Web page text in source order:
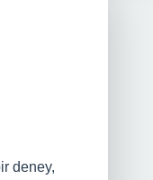
deney,